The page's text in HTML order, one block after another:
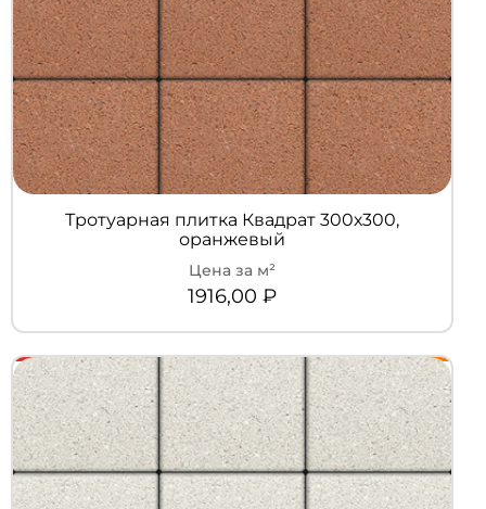
Тротуарная плитка Квадрат 300х300,
оранжевый
1916,00 ₽